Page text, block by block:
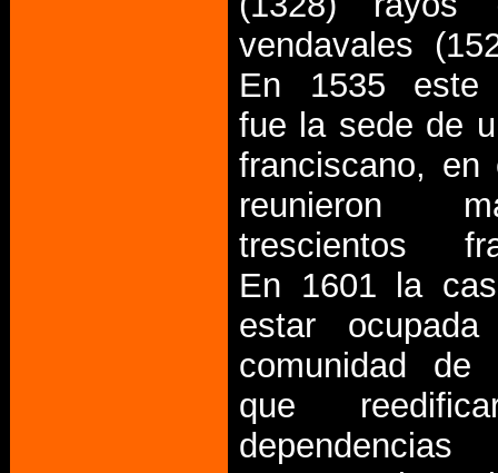
vendavales
En 1535 este
fue la sede de
franciscano,
reunieron
trescientos
En 1601 la
estar
comunidad de
que
dependencias